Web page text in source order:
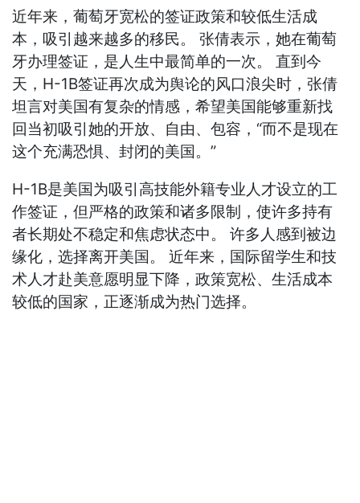
近年来，葡萄牙宽松的签证政策和较低生活成
本，吸引越来越多的移民。 张倩表示，她在葡萄
牙办理签证，是人生中最简单的一次。 直到今
天，H-1B签证再次成为舆论的风口浪尖时，张倩
坦言对美国有复杂的情感，希望美国能够重新找
回当初吸引她的开放、自由、包容，“而不是现在
这个充满恐惧、封闭的美国。”
H-1B是美国为吸引高技能外籍专业人才设立的工
作签证，但严格的政策和诸多限制，使许多持有
者长期处不稳定和焦虑状态中。 许多人感到被边
缘化，选择离开美国。 近年来，国际留学生和技
术人才赴美意愿明显下降，政策宽松、生活成本
较低的国家，正逐渐成为热门选择。